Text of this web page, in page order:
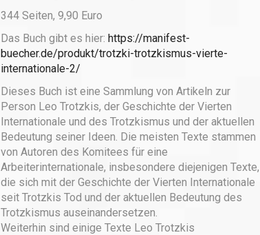
344 Seiten, 9,90 Euro
Das Buch gibt es hier: https://manifest-
buecher.de/produkt/trotzki-trotzkismus-vierte-
internationale-2/
Dieses Buch ist eine Sammlung von Artikeln zur
Person Leo Trotzkis, der Geschichte der Vierten
Internationale und des Trotzkismus und der aktuellen
Bedeutung seiner Ideen. Die meisten Texte stammen
von Autoren des Komitees für eine
Arbeiterinternationale, insbesondere diejenigen Texte,
die sich mit der Geschichte der Vierten Internationale
seit Trotzkis Tod und der aktuellen Bedeutung des
Trotzkismus auseinandersetzen.
Weiterhin sind einige Texte Leo Trotzkis